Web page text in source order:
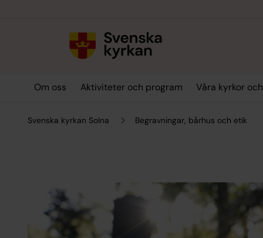
Om oss Aktiviteter och program Våra kyrkor
Svenska kyrkan Solna Begravningar, bårhus och etik